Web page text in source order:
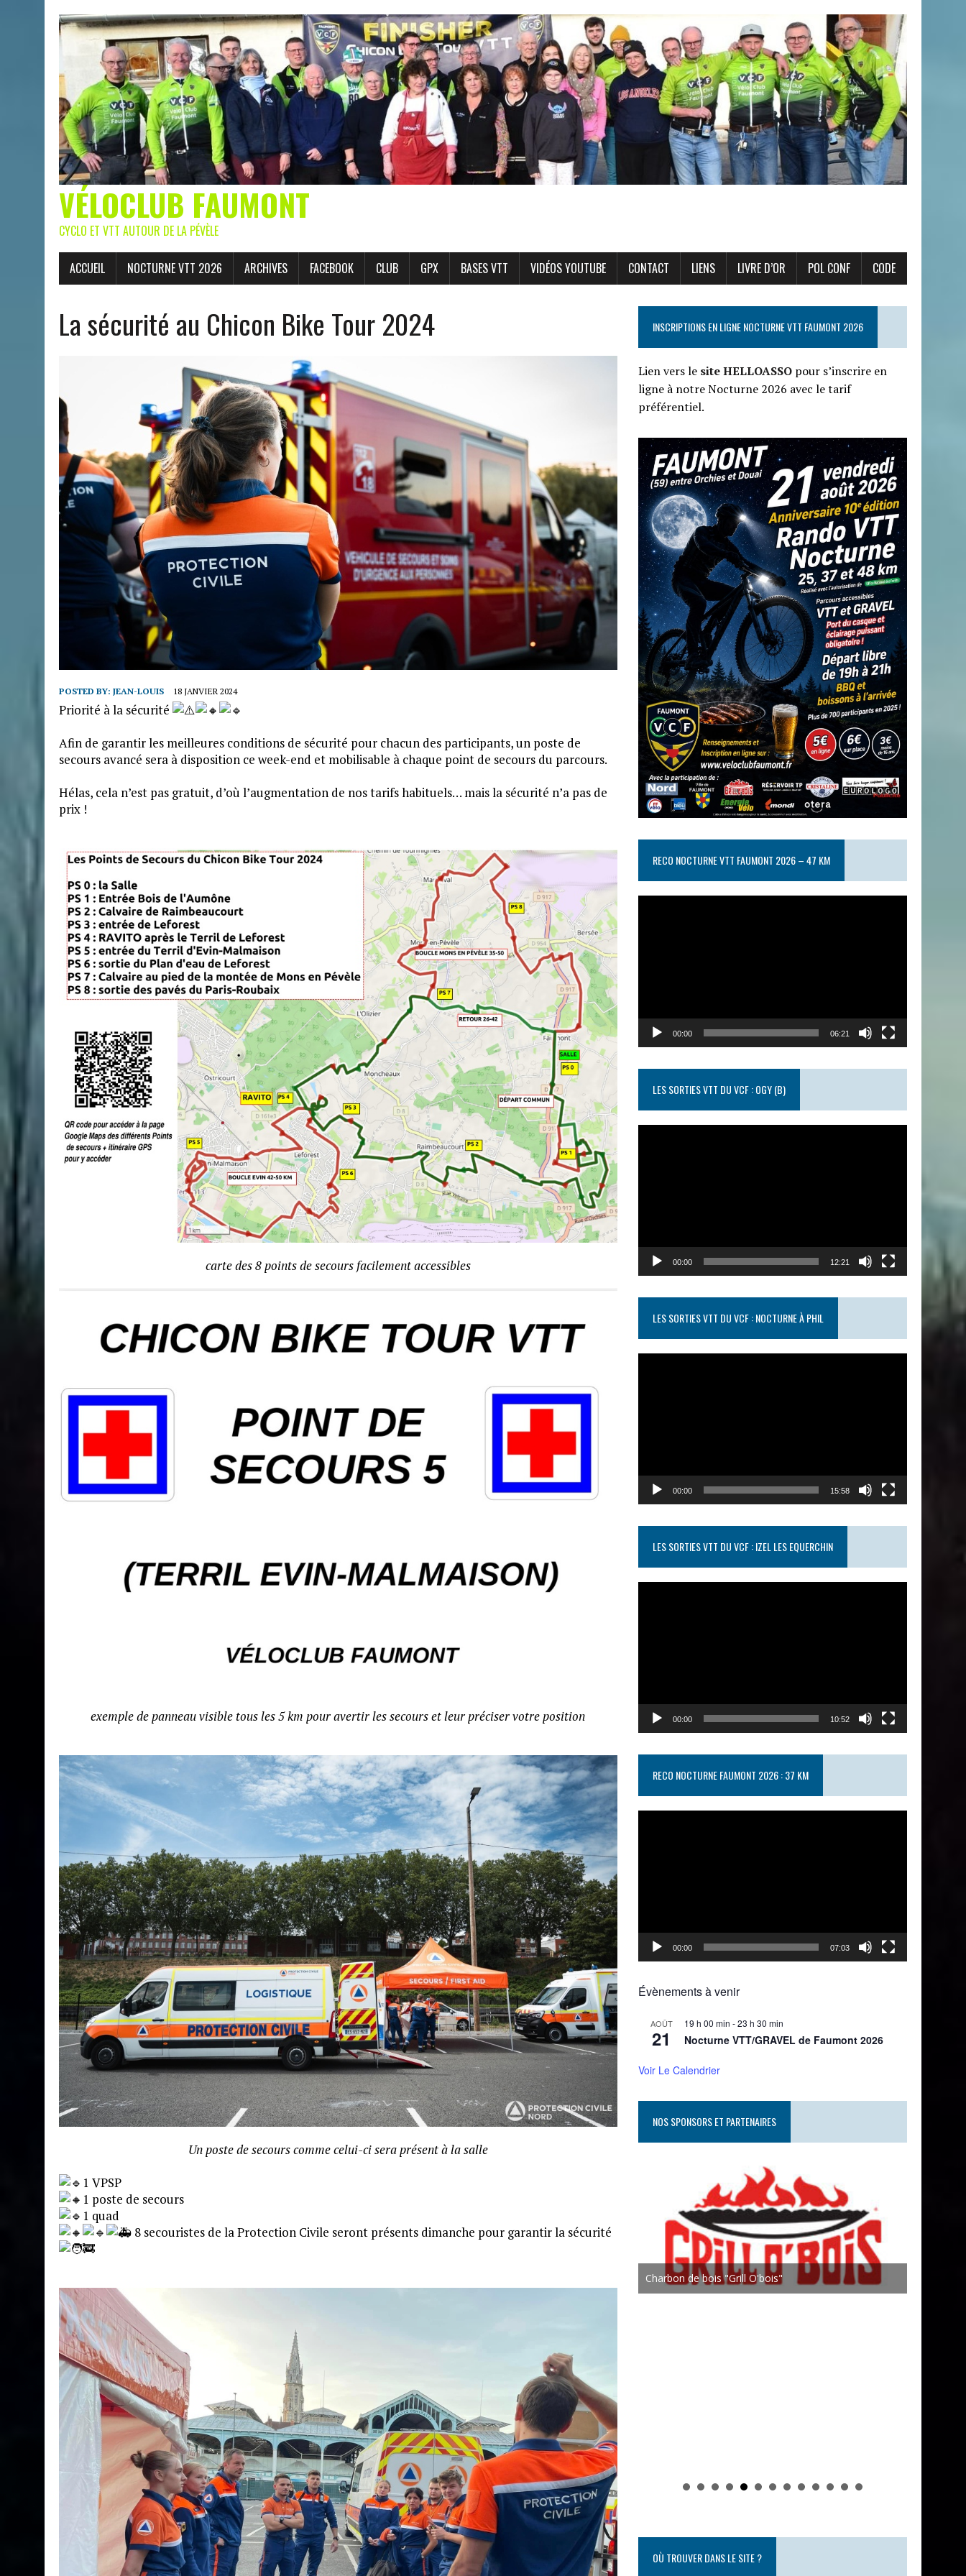
VÉLOCLUB FAUMONT
CYCLO ET VTT AUTOUR DE LA PÉVÈLE
ACCUEIL NOCTURNE VTT 2026 ARCHIVES FACEBOOK CLUB GPX BASES VTT VIDÉOS YOUTUBE CONTACT LIENS LIVRE D’OR POL CONF CODE
La sécurité au Chicon Bike Tour 2024
POSTED BY: JEAN-LOUIS 18 JANVIER 2024
Priorité à la sécurité
Afin de garantir les meilleures conditions de sécurité pour chacun des participants, un poste de
secours avancé sera à disposition ce week-end et mobilisable à chaque point de secours du parcours.
Hélas, cela n’est pas gratuit, d’où l’augmentation de nos tarifs habituels… mais la sécurité n’a pas de
prix !
carte des 8 points de secours facilement accessibles
exemple de panneau visible tous les 5 km pour avertir les secours et leur préciser votre position
Un poste de secours comme celui-ci sera présent à la salle
1 VPSP
1 poste de secours
1 quad
8 secouristes de la Protection Civile seront présents dimanche pour garantir la sécurité
INSCRIPTIONS EN LIGNE NOCTURNE VTT FAUMONT 2026
Lien vers le site HELLOASSO pour s’inscrire en
ligne à notre Nocturne 2026 avec le tarif
préférentiel.
RECO NOCTURNE VTT FAUMONT 2026 – 47 KM
00:00 06:21
LES SORTIES VTT DU VCF : OGY (B)
00:00 12:21
LES SORTIES VTT DU VCF : NOCTURNE À PHIL
00:00 15:58
LES SORTIES VTT DU VCF : IZEL LES EQUERCHIN
00:00 10:52
RECO NOCTURNE FAUMONT 2026 : 37 KM
00:00 07:03
Évènements à venir
AOÛT
21
19 h 00 min -23 h 30 min
Nocturne VTT/GRAVEL de Faumont 2026
Voir Le Calendrier
NOS SPONSORS ET PARTENAIRES
Café et Brasserie Bauden
OÙ TROUVER DANS LE SITE ?